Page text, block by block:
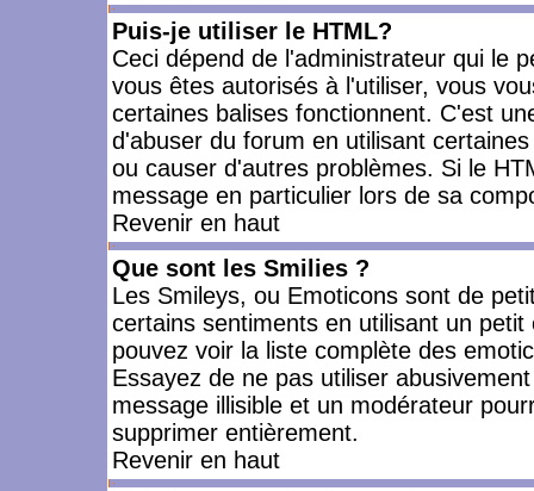
Puis-je utiliser le HTML?
Ceci dépend de l'administrateur qui le
vous êtes autorisés à l'utiliser, vous
certaines balises fonctionnent. C'est
d'abuser du forum en utilisant
ou causer d'autres problèmes. Si le
message en particulier lors de sa
Revenir en haut
Que sont les Smilies ?
Les Smileys, ou Emoticons sont de
certains sentiments en utilisant un
pouvez voir la liste complète des
Essayez de ne pas utiliser
message illisible et un modérateur
supprimer entièrement.
Revenir en haut